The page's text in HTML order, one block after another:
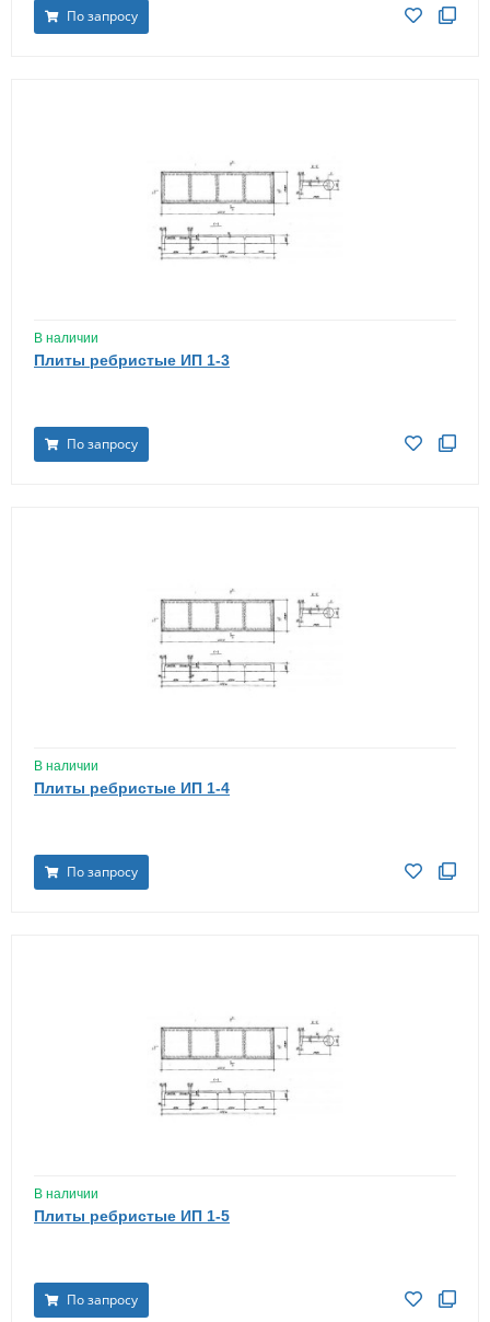
По запросу
В наличии
Плиты ребристые ИП 1-3
По запросу
В наличии
Плиты ребристые ИП 1-4
По запросу
В наличии
Плиты ребристые ИП 1-5
По запросу